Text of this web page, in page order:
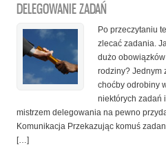
DELEGOWANIE ZADAŃ
Po przeczytaniu
zlecać zadania.
dużo
rodziny? Jednym
choćby odrobiny
niektórych zadań
mistrzem delegowania na pewno
Komunikacja Przekazując komuś
[…]